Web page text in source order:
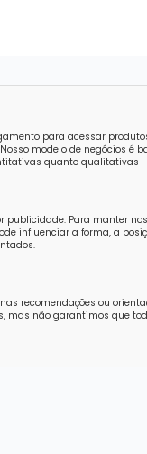
para acessar
modelo de negócios
quanto qualitativas
Para manter
influenciar a forma, a
recomendações ou
mas não garantimos que